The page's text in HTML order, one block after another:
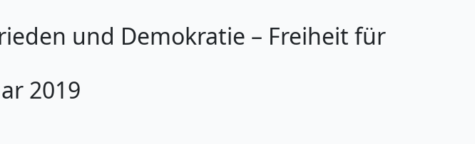
und Demokratie – Freiheit für
2019